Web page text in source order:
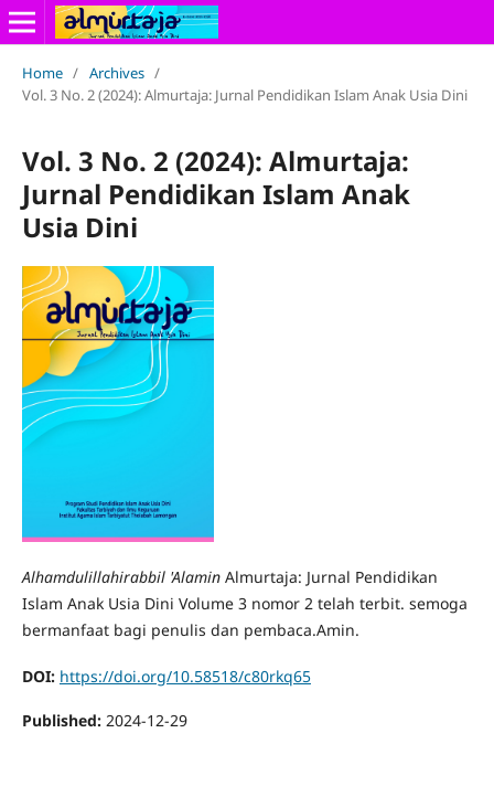
Home / Archives /
Vol. 3 No. 2 (2024): Almurtaja: Jurnal Pendidikan Islam Anak Usia Dini
Vol. 3 No. 2 (2024): Almurtaja:
Jurnal Pendidikan Islam Anak
Usia Dini
Alhamdulillahirabbil 'AlaminAlmurtaja: Jurnal Pendidikan
Islam Anak Usia Dini Volume 3 nomor 2 telah terbit. semoga
bermanfaat bagi penulis dan pembaca.Amin.
DOI: https://doi.org/10.58518/c80rkq65
Published: 2024-12-29